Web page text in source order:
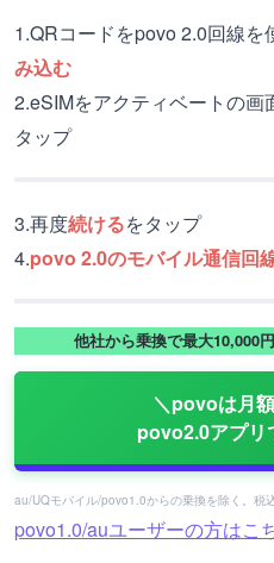
1.QRコードをpovo 2.0回線を
み込む
2.eSIMをアクティベートの画
タップ
3.再度続けるをタップ
4.povo 2.0のモバイル通信回
他社から乗換で最大10,000
＼povoは月
povo2.0アプリ
au/UQモバイル/povo1.0からの乗換を除く。税
povo1.0/auユーザーの方はこ